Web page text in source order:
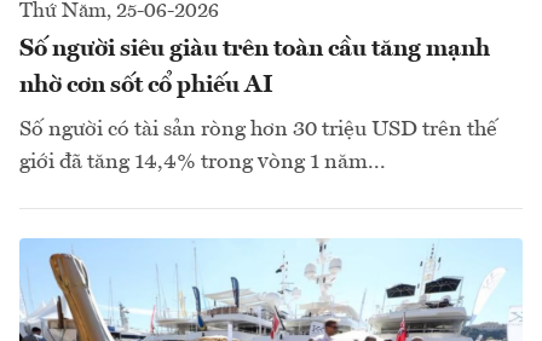
Thứ Năm, 25-06-2026
Số người siêu giàu trên toàn cầu tăng mạnh
nhờ cơn sốt cổ phiếu AI
Số người có tài sản ròng hơn 30 triệu USD trên thế
giới đã tăng 14,4% trong vòng 1 năm...